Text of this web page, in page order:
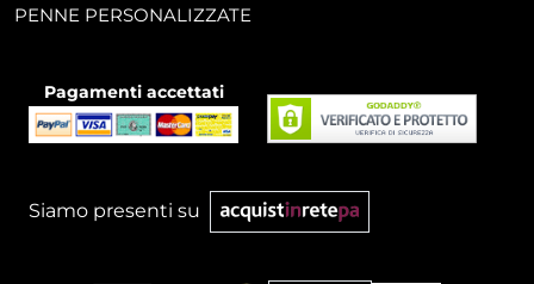
PENNE PERSONALIZZATE
Pagamenti accettati
Siamo presenti su